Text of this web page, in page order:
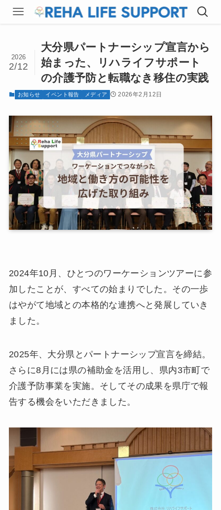
大分県パートナーシップ宣言から
始まった、リハライフサポート
の介護予防と転職なき移住の実践
2026
2/12
お知らせ イベント報告 メディア 2026年2月12日
2024年10月、ひとつのワーケーションツアーに参
加したことが、すべての始まりでした。その一歩
はやがて地域との本格的な連携へと発展していき
ました。
2025年、大分県とパートナーシップ宣言を締結。
さらに8月には県の補助金を活用し、県内3市町で
介護予防事業を実施。そしてその成果を県庁で報
告する機会をいただきました。